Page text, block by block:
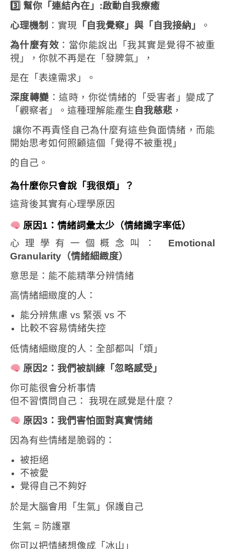
3️ 幫你「連結內在」:啟動自我療癒
心理機制 ：實現 「自我覺察」與「自我接納」
。
為什麼有效 ：當你能說出「我其實是覺得不被重
視」，你就不再是在「發脾氣」，
是在「表達需求」。
深度轉變 ：這時，你從情緒的「受害者」變成了
「觀察者」。這種理解能產生 自我慈悲 ，
讓你不再責怪自己為什麼有這些負面情緒，而能
開始思考如何照顧這個「覺得不被重視」
的自己。
為什麼你只會說「我很煩」？
這背後其實有心理學原因
原因1：情緒詞彙太少（情緒識字率低）
心理學有一個概念叫：
Emotional
Granularity （情緒細緻度）
意思是： 能不能精準分辨情緒
高情緒細緻度的人：
能分辨焦慮 vs 緊張 vs 不
比較不容易情緒失控
低情緒細緻度的人： 全部都叫「煩」
原因2：我們被訓練「忽略感受」
你可能很會分析事情
但不習慣問自己：
我現在感覺是什麼？
原因3：我們害怕面對真實情緒
因為有些情緒是脆弱的：
被拒絕
不被愛
覺得自己不夠好
於是大腦會用「生氣」保護自己
生氣 = 防護罩
你可以把情緒想像成「冰山」